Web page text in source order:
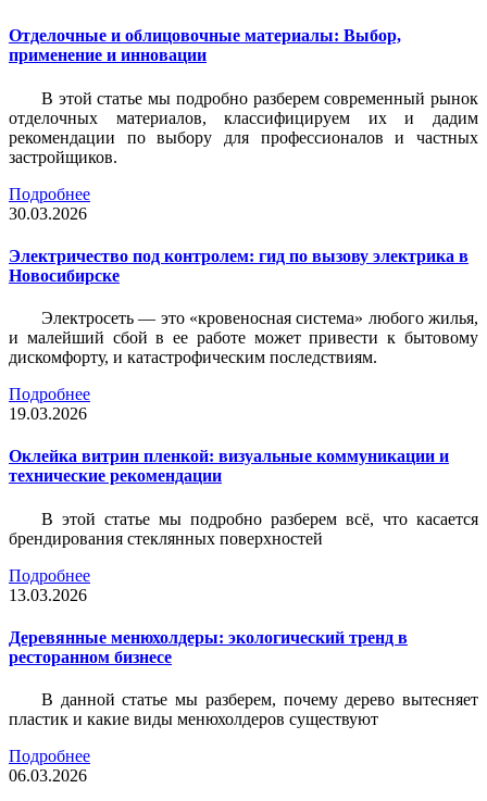
Отделочные и облицовочные материалы: Выбор,
применение и инновации
В этой статье мы подробно разберем современный рынок
отделочных материалов, классифицируем их и дадим
рекомендации по выбору для профессионалов и частных
застройщиков.
Подробнее
30.03.2026
Электричество под контролем: гид по вызову электрика в
Новосибирске
Электросеть — это «кровеносная система» любого жилья,
и малейший сбой в ее работе может привести к бытовому
дискомфорту, и катастрофическим последствиям.
Подробнее
19.03.2026
Оклейка витрин пленкой: визуальные коммуникации и
технические рекомендации
В этой статье мы подробно разберем всё, что касается
брендирования стеклянных поверхностей
Подробнее
13.03.2026
Деревянные менюхолдеры: экологический тренд в
ресторанном бизнесе
В данной статье мы разберем, почему дерево вытесняет
пластик и какие виды менюхолдеров существуют
Подробнее
06.03.2026